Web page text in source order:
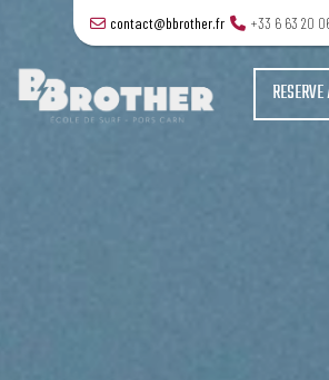
contact@bbrother.fr +33 6 63 20